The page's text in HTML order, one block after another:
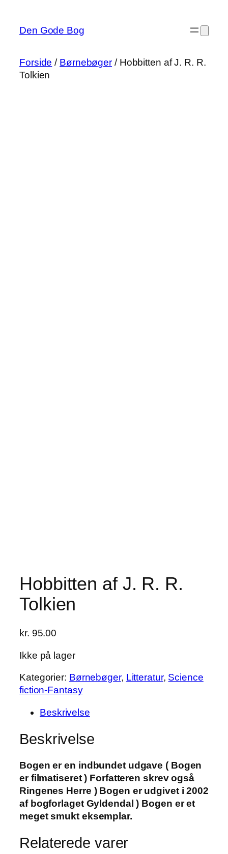
indhold
Den Gode Bog
Forside / Børnebøger / Hobbitten af J. R. R.
Tolkien
Hobbitten af J. R. R.
Tolkien
kr. 95.00
Ikke på lager
Kategorier: Børnebøger, Litteratur, Science
fiction-Fantasy
Beskrivelse
Beskrivelse
Bogen er en indbundet udgave ( Bogen
er filmatiseret ) Forfatteren skrev også
Ringenes Herre ) Bogen er udgivet i 2002
af bogforlaget Gyldendal ) Bogen er et
meget smukt eksemplar.
Relaterede varer